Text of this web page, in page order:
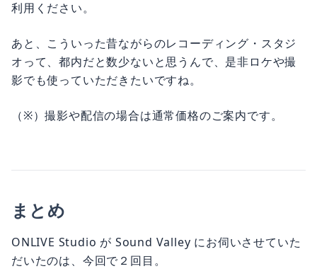
利用ください。
あと、こういった昔ながらのレコーディング・スタジ
オって、都内だと数少ないと思うんで、是非ロケや撮
影でも使っていただきたいですね。
（※）撮影や配信の場合は通常価格のご案内です。
まとめ
ONLIVE Studio が Sound Valley にお伺いさせていた
だいたのは、今回で２回目。